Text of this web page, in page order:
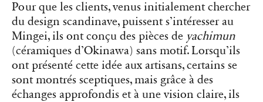
Pour que les clients, venus initialement chercher
du design scandinave, puissent s’intéresser au
Mingei, ils ont conçu des pièces de yachimun
(céramiques d’Okinawa) sans motif. Lorsqu’ils
ont présenté cette idée aux artisans, certains se
sont montrés sceptiques, mais grâce à des
échanges approfondis et à une vision claire, ils